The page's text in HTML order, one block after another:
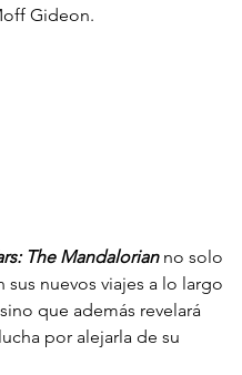
Gideon.
The Mandalorian no solo
nuevos viajes a lo largo
que además revelará
por alejarla de su